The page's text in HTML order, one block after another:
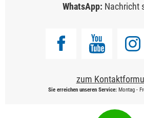
WhatsApp: Nachricht
zum
Sie erreichen unseren Service:Montag -